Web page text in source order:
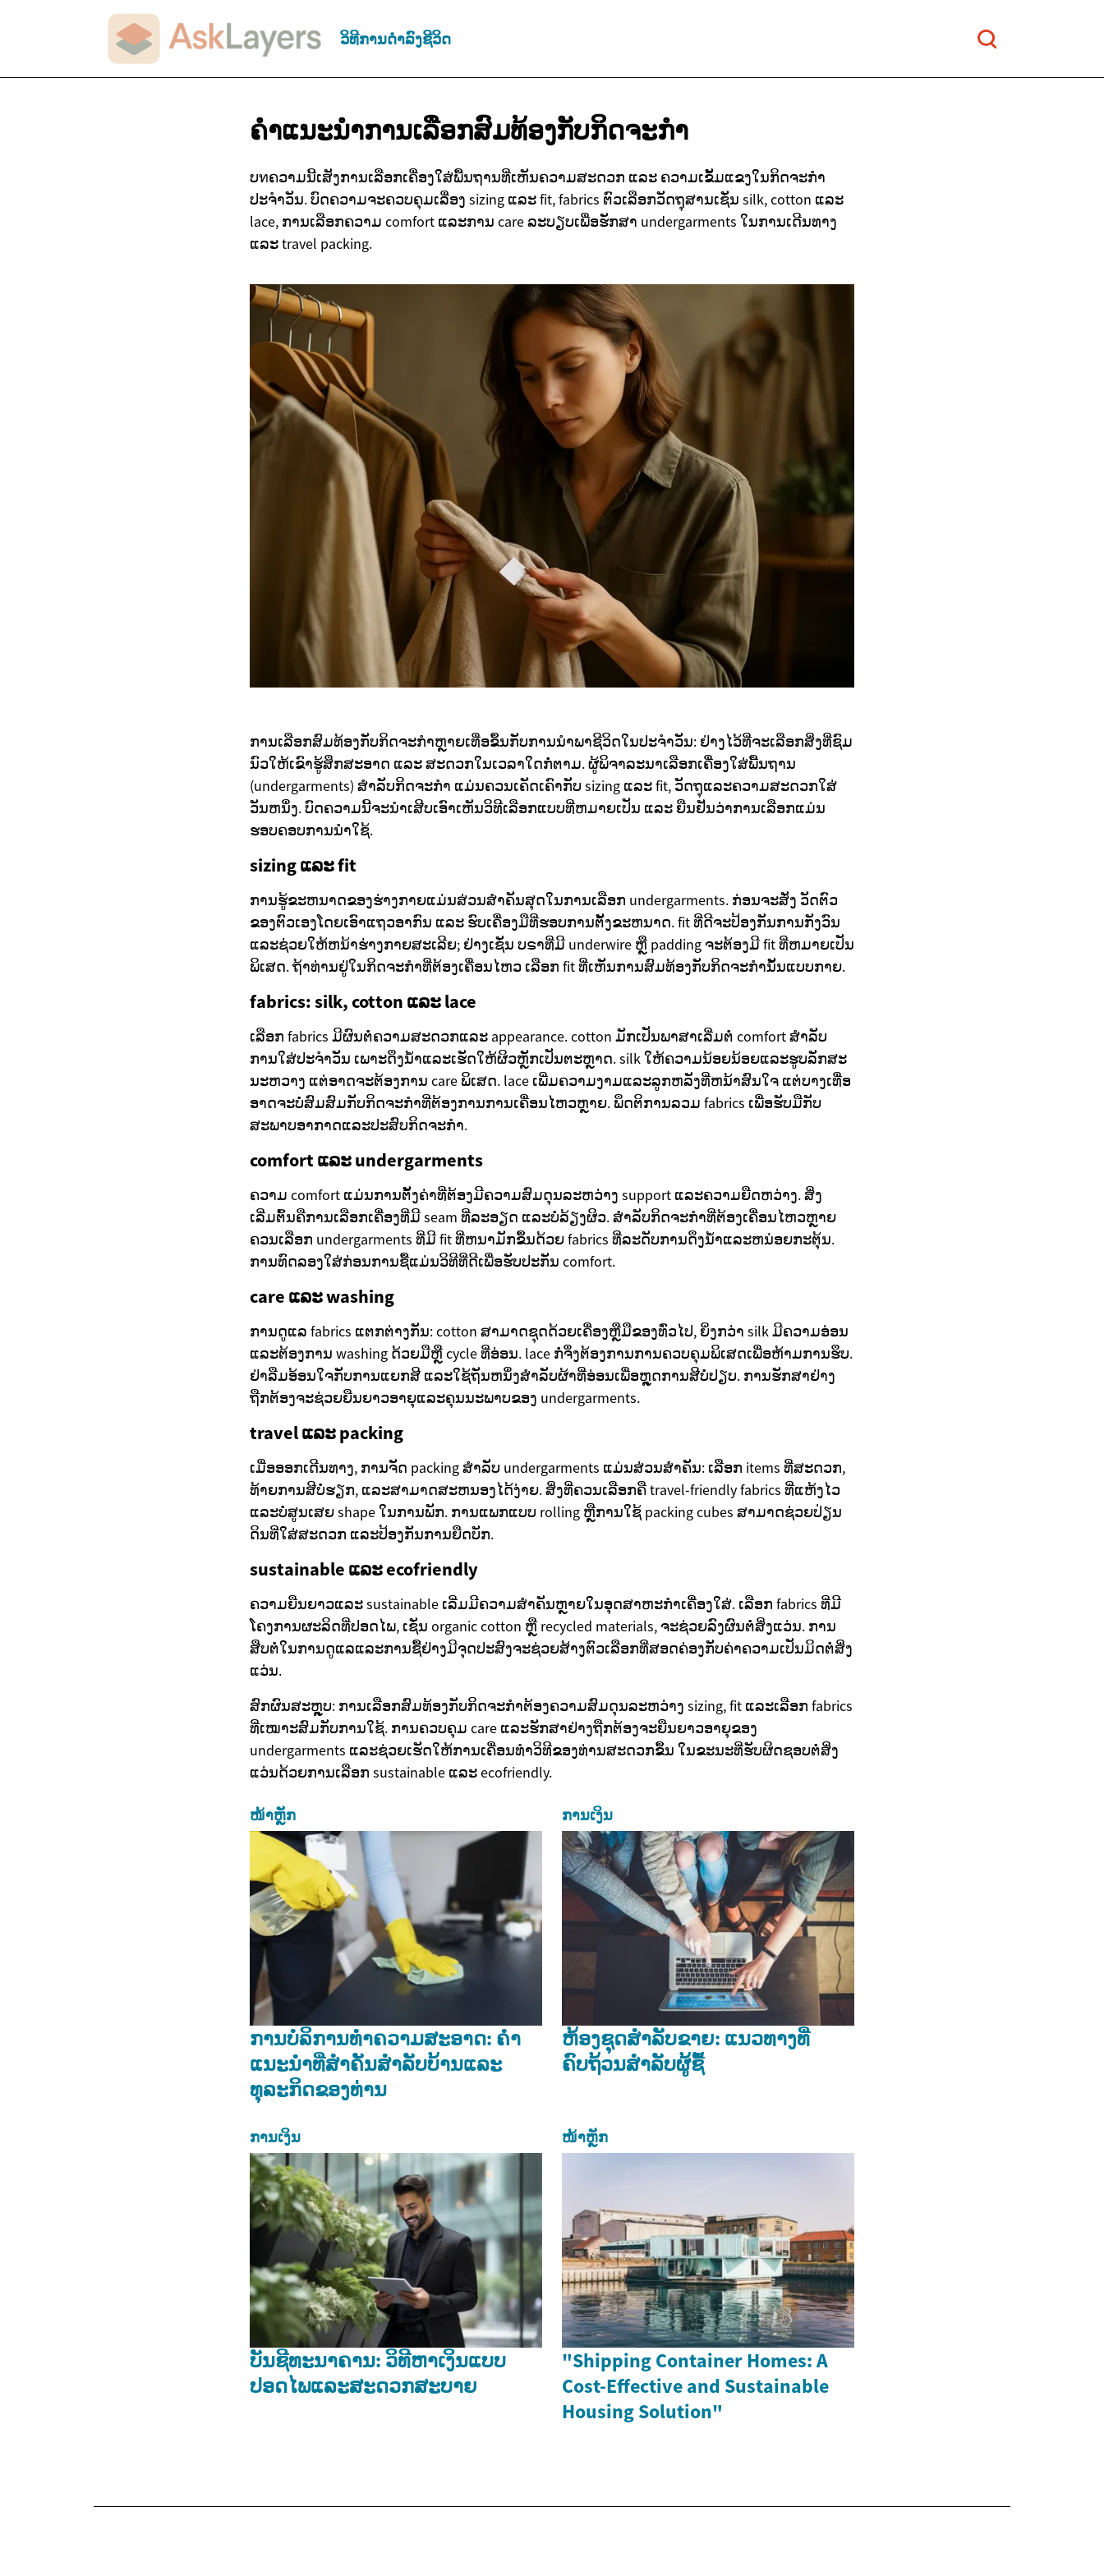
ວິທີການດຳລົງຊີວິດ
ຄຳແນະນໍາການເລືອກສົມທ້ອງກັບກິດຈະກຳ
ບทຄວາມນີ້ເສັງການເລືອກເຄື່ອງໃສ່ພື້ນຖານທີ່ເຫັນຄວາມສະດວກ ແລະ ຄວາມເຂັ້ມແຂງໃນກິດຈະກຳ
ປະຈຳວັນ. ບົດຄວາມຈະຄວບຄຸມເລື່ອງ sizing ແລະ fit, fabrics ຕົວເລືອກວັດຖຸສານເຊັ່ນ silk, cotton ແລະ
lace, ການເລືອກຄວາມ comfort ແລະການ care ລະບຽບເພື່ອຮັກສາ undergarments ໃນການເດີນທາງ
ແລະ travel packing.
ການເລືອກສົມທ້ອງກັບກິດຈະກຳຫຼາຍເທື່ອຂຶ້ນກັບການນຳພາຊີວິດໃນປະຈຳວັນ: ຢ່າງໄວ້ທີ່ຈະເລືອກສິ່ງທີ່ຊົມ
ນົວໃຫ້ເຂົາຮູ້ສຶກສະອາດ ແລະ ສະດວກໃນເວລາໃດກໍ່ຕາມ. ຜູ້ພິຈາລະນາເລືອກເຄື່ອງໃສ່ພື້ນຖານ
(undergarments) ສໍາລັບກິດຈະກຳ ແມ່ນຄວນເຄັດເຄົາກັບ sizing ແລະ fit, ວັດຖຸແລະຄວາມສະດວກໃສ່
ວັນຫນຶ່ງ. ບົດຄວາມນີ້ຈະນໍາເສີບເອົາເຫັນວິທີເລືອກແບບທີ່ຫມາຍເປັນ ແລະ ຍືນຢັນວ່າການເລືອກແມ່ນ
ຮອບຄອບການນຳໃຊ້.
sizing ແລະ fit
ການຮູ້ຂະຫນາດຂອງຮ່າງກາຍແມ່ນສ່ວນສຳຄັນສຸດໃນການເລືອກ undergarments. ກ່ອນຈະສັ່ງ ວັດຕົວ
ຂອງຕົວເອງໂດຍເອົາແຖວອາກົນ ແລະ ຮົບເຄື່ອງມືທີ່ຮອບການຕັ້ງຂະຫນາດ. fit ທີ່ດີຈະປ້ອງກັນການກັງວົນ
ແລະຊ່ວຍໃຫ້ຫນ້າຮ່າງກາຍສະເລີຍ; ຢ່າງເຊັ່ນ ບຣາທີ່ມີ underwire ຫຼື padding ຈະຕ້ອງມີ fit ທີ່ຫມາຍເປັນ
ພິເສດ. ຖ້າທ່ານຢູ່ໃນກິດຈະກຳທີ່ຕ້ອງເຄື່ອນໄຫວ ເລືອກ fit ທີ່ເຫັນການສົມທ້ອງກັບກິດຈະກຳນັ້ນແບບກາຍ.
fabrics: silk, cotton ແລະ lace
ເລືອກ fabrics ມີຜົນຕໍ່ຄວາມສະດວກແລະ appearance. cotton ມັກເປັນພາສາເລີ່ມຕໍ່ comfort ສຳລັບ
ການໃສ່ປະຈຳວັນ ເພາະດຶງນ້ໍາແລະເຮັດໃຫ້ຜິວຫຼັກເປັນຕະຫຼາດ. silk ໃຫ້ຄວາມນ້ອຍນ້ອຍແລະຮູບລັກສະ
ນະຫວາງ ແຕ່ອາດຈະຕ້ອງການ care ພິເສດ. lace ເພີ່ມຄວາມງາມແລະລູກຫລັງທີ່ຫນ້າສົນໃຈ ແຕ່ບາງເທື່ອ
ອາດຈະບໍ່ສົມສົມກັບກິດຈະກຳທີ່ຕ້ອງການການເຄື່ອນໄຫວຫຼາຍ. ພຶດຕິການລວມ fabrics ເພື່ອຮັບມືກັບ
ສະພາບອາກາດແລະປະສົບກິດຈະກຳ.
comfort ແລະ undergarments
ຄວາມ comfort ແມ່ນການຕັ້ງຄ່າທີ່ຕ້ອງມີຄວາມສົມດຸນລະຫວ່າງ support ແລະຄວາມຍືດຫວ່າງ. ສິ່ງ
ເລີ່ມຕົ້ນຄືການເລືອກເຄື່ອງທີ່ມີ seam ທີ່ລະອຽດ ແລະບໍ່ລ້ຽງຜິວ. ສຳລັບກິດຈະກຳທີ່ຕ້ອງເຄື່ອນໄຫວຫຼາຍ
ຄວນເລືອກ undergarments ທີ່ມີ fit ທີ່ຫນາມັກຂຶ້ນດ້ວຍ fabrics ທີ່ລະດັບການດຶງນ້ໍາແລະຫນ່ອຍກະຕຸ້ນ.
ການທົດລອງໃສ່ກ່ອນການຊື້ແມ່ນວິທີທີ່ດີເພື່ອຮັບປະກັນ comfort.
care ແລະ washing
ການດູແລ fabrics ແຕກຕ່າງກັນ: cotton ສາມາດຊຸດດ້ວຍເຄື່ອງຫຼືມືຂອງທົ່ວໄປ, ຍິ່ງກວ່າ silk ມີຄວາມອ່ອນ
ແລະຕ້ອງການ washing ດ້ວຍມືຫຼື cycle ທີ່ອ່ອນ. lace ກໍ່ຈຶ່ງຕ້ອງການການຄວບຄຸມພິເສດເພື່ອຫ້າມການຮຶບ.
ຢ່າລືມອ້ອນໃຈກັບການແຍກສີ ແລະໃຊ້ຖັນຫນຶ່ງສຳລັບຜ້າທີ່ອ່ອນເພື່ອຫຼຸດການສີບໍ່ປຽບ. ການຮັກສາຢ່າງ
ຖືກຕ້ອງຈະຊ່ວຍຍືນຍາວອາຍຸແລະຄຸນນະພາບຂອງ undergarments.
travel ແລະ packing
ເມື່ອອອກເດີນທາງ, ການຈັດ packing ສຳລັບ undergarments ແມ່ນສ່ວນສຳຄັນ: ເລືອກ items ທີ່ສະດວກ,
ທ້າຍການສີບໍ່ຮຽກ, ແລະສາມາດສະຫນອງໄດ້ງ່າຍ. ສິ່ງທີ່ຄວນເລືອກຄື travel-friendly fabrics ທີ່ແຫ້ງໄວ
ແລະບໍ່ສູນເສຍ shape ໃນການພັກ. ການແພກແບບ rolling ຫຼືການໃຊ້ packing cubes ສາມາດຊ່ວຍປ່ຽນ
ດິນທີ່ໃສ່ສະດວກ ແລະປ້ອງກັນການຍືດບັກ.
sustainable ແລະ ecofriendly
ຄວາມຍືນຍາວແລະ sustainable ເລີ່ມມີຄວາມສຳຄັນຫຼາຍໃນອຸດສາຫະກຳເຄື່ອງໃສ່. ເລືອກ fabrics ທີ່ມີ
ໂຄງການຜະລິດທີ່ປອດໄພ, ເຊັ່ນ organic cotton ຫຼື recycled materials, ຈະຊ່ວຍລົງຜົນຕໍ່ສິ່ງແວ່ນ. ການ
ສືບຕໍ່ໃນການດູແລແລະການຊື້ຢ່າງມີຈຸດປະສົງຈະຊ່ວຍສ້າງຕົວເລືອກທີ່ສອດຄ່ອງກັບຄ່າຄວາມເປັນມິດຕໍ່ສິ່ງ
ແວ່ນ.
ສົກຜົນສະຫຼຸບ: ການເລືອກສົມທ້ອງກັບກິດຈະກຳຕ້ອງຄວາມສົມດຸນລະຫວ່າງ sizing, fit ແລະເລືອກ fabrics
ທີ່ເໝາະສົມກັບການໃຊ້. ການຄວບຄຸມ care ແລະຮັກສາຢ່າງຖືກຕ້ອງຈະຍືນຍາວອາຍຸຂອງ
undergarments ແລະຊ່ວຍເຮັດໃຫ້ການເຄື່ອນທຳວິທີຂອງທ່ານສະດວກຂຶ້ນ ໃນຂະນະທີ່ຮັບຜິດຊອບຕໍ່ສິ່ງ
ແວ່ນດ້ວຍການເລືອກ sustainable ແລະ ecofriendly.
ໜ້າຫຼັກ
ການບໍລິການທຳຄວາມສະອາດ: ຄໍາ
ແນະນໍາທີ່ສໍາຄັນສໍາລັບບ້ານແລະ
ທຸລະກິດຂອງທ່ານ
ການເງິນ
ຫ້ອງຊຸດສຳລັບຂາຍ: ແນວທາງທີ່
ຄົບຖ້ວນສຳລັບຜູ້ຊື້
ການເງິນ
ບັນຊີທະນາຄານ: ວິທີຫາເງິນແບບ
ປອດໄພແລະສະດວກສະບາຍ
ໜ້າຫຼັກ
"Shipping Container Homes: A
Cost-Effective and Sustainable
Housing Solution"